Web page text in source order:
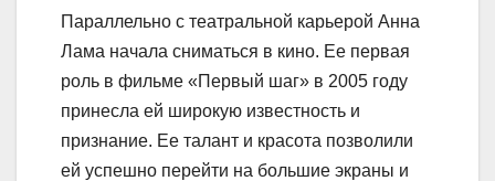
Параллельно с театральной карьерой Анна
Лама начала сниматься в кино. Ее первая
роль в фильме «Первый шаг» в 2005 году
принесла ей широкую известность и
признание. Ее талант и красота позволили
ей успешно перейти на большие экраны и